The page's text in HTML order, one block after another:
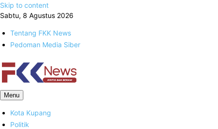
Skip to content
Sabtu, 8 Agustus 2026
Tentang FKK News
Pedoman Media Siber
FKK News
Menu
Kota Kupang
Politik